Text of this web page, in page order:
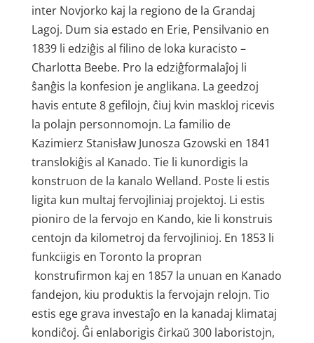
inter Novjorko kaj la regiono de la Grandaj
Lagoj. Dum sia estado en Erie, Pensilvanio en
1839 li edziĝis al filino de loka kuracisto –
Charlotta Beebe. Pro la edziĝformalaĵoj li
ŝanĝis la konfesion je anglikana. La geedzoj
havis entute 8 gefilojn, ĉiuj kvin maskloj ricevis
la polajn personnomojn. La familio de
Kazimierz Stanisław Junosza Gzowski en 1841
translokiĝis al Kanado. Tie li kunordigis la
konstruon de la kanalo Welland. Poste li estis
ligita kun multaj fervojliniaj projektoj. Li estis
pioniro de la fervojo en Kando, kie li konstruis
centojn da kilometroj da fervojlinioj. En 1853 li
funkciigis en Toronto la propran
konstrufirmon kaj en 1857 la unuan en Kanado
fandejon, kiu produktis la fervojajn relojn. Tio
estis ege grava investaĵo en la kanadaj klimataj
kondiĉoj. Ĝi enlaborigis ĉirkaŭ 300 laboristojn,